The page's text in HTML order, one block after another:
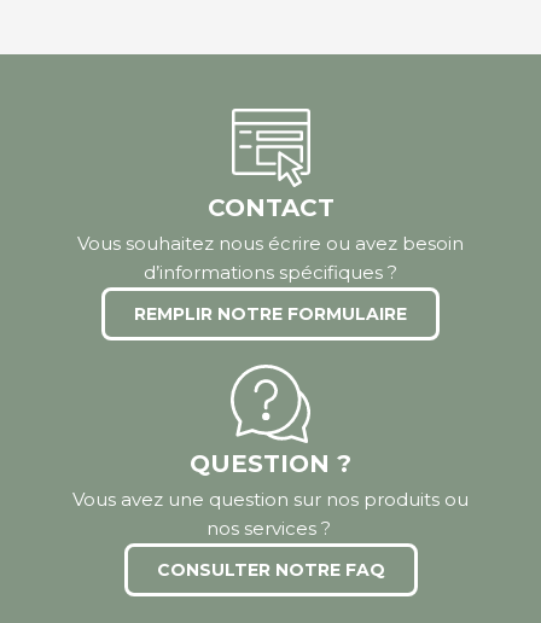
CONTACT
Vous souhaitez nous écrire ou avez besoin
d’informations spécifiques ?
REMPLIR NOTRE FORMULAIRE
QUESTION ?
Vous avez une question sur nos produits ou
nos services ?
CONSULTER NOTRE FAQ